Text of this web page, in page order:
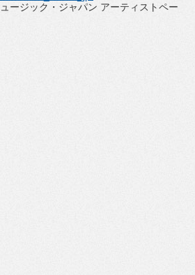
ージック・ジャパン アーティストペー